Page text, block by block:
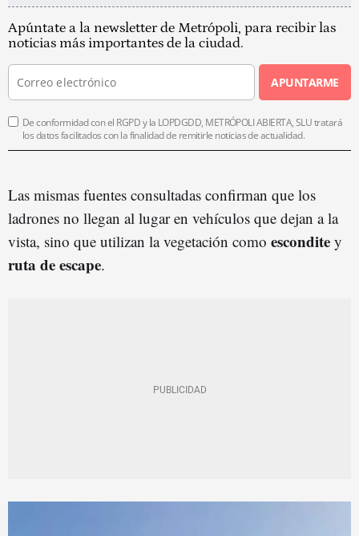
Apúntate a la newsletter de Metrópoli, para recibir las
noticias más importantes de la ciudad.
APUNTARME
De conformidad con el RGPD y la LOPDGDD, METRÓPOLI ABIERTA, SLU tratará
los datos facilitados con la finalidad de remitirle noticias de actualidad.
Las mismas fuentes consultadas confirman que los
ladrones no llegan al lugar en vehículos que dejan a la
vista, sino que utilizan la vegetación como escondite y
ruta de escape.